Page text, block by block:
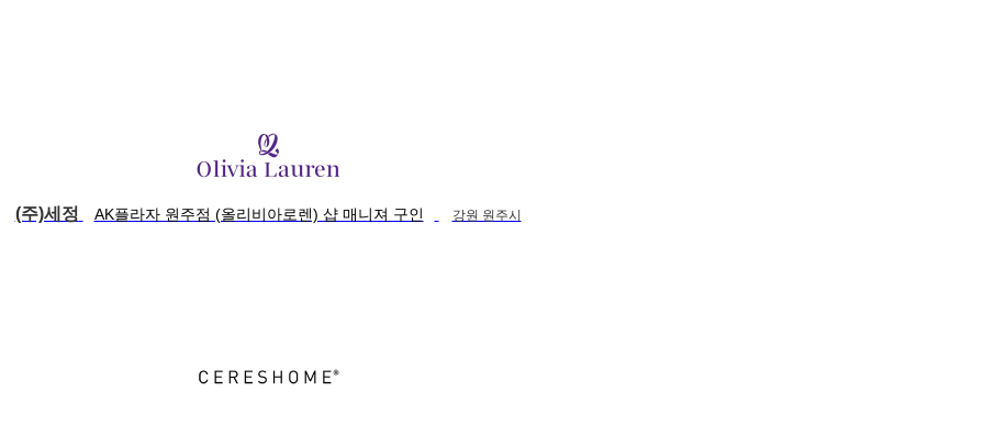
(주)세정 AK플라자 원주점 (올리비아로렌) 샵 매니져 구인 강원 원주시